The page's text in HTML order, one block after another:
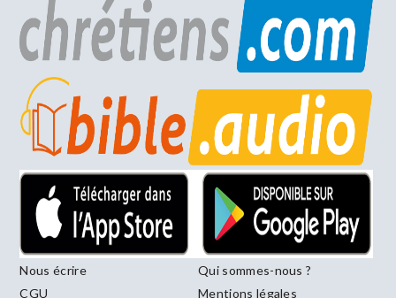
Nous écrire
Qui sommes-nous ?
CGU
Mentions légales